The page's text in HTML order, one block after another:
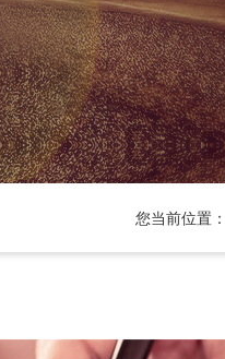
您当前位置：